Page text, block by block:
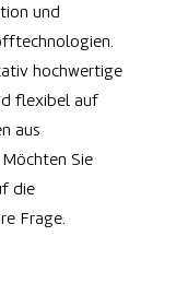
und
hochwertige
flexibel auf
aus
Möchten Sie
die
Frage.